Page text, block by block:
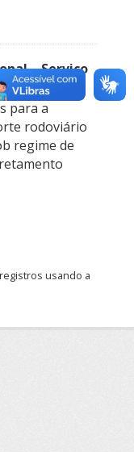
– Serviço
para a
rodoviário
regime de
usando a